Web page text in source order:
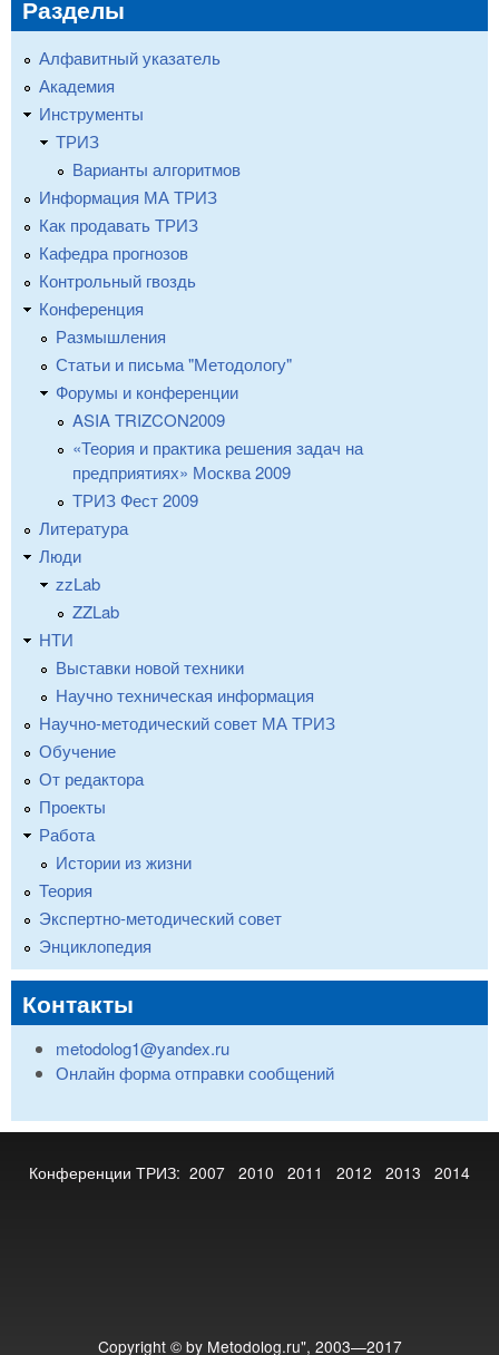
Разделы
Алфавитный указатель
Академия
Инструменты
ТРИЗ
Варианты алгоритмов
Информация МА ТРИЗ
Как продавать ТРИЗ
Кафедра прогнозов
Контрольный гвоздь
Конференция
Размышления
Статьи и письма "Методологу"
Форумы и конференции
ASIA TRIZCON2009
«Теория и практика решения задач на
предприятиях» Москва 2009
ТРИЗ Фест 2009
Литература
Люди
zzLab
ZZLab
НТИ
Выставки новой техники
Научно техническая информация
Научно-методический совет МА ТРИЗ
Обучение
От редактора
Проекты
Работа
Истории из жизни
Теория
Экспертно-методический совет
Энциклопедия
Контакты
metodolog1@yandex.ru
Онлайн форма отправки сообщений
Конференции ТРИЗ: 2007 2010 2011 2012 2013 2014
Copyright © by Metodolog.ru", 2003—2017